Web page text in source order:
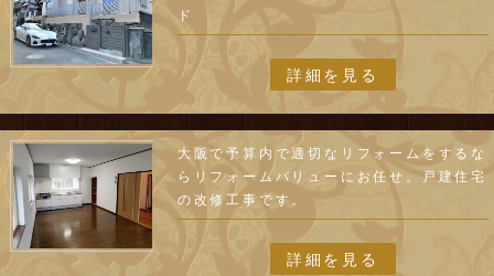
ド
詳細を見る
大阪で予算内で適切なリフォームをするな
らリフォームバリューにお任せ。戸建住宅
の改修工事です。
詳細を見る